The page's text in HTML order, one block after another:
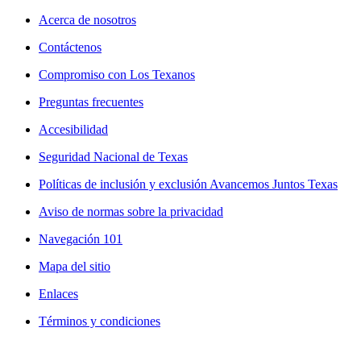
Acerca de nosotros
Contáctenos
Compromiso con Los Texanos
Preguntas frecuentes
Accesibilidad
Seguridad Nacional de Texas
Políticas de inclusión y exclusión Avancemos Juntos Texas
Aviso de normas sobre la privacidad
Navegación 101
Mapa del sitio
Enlaces
Términos y condiciones